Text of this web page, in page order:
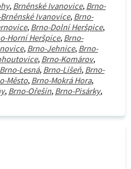
, Brněnské Ivanovice, Brno-
Ivanovice, Brno-
, Brno-Dolní Heršpice,
Horní Heršpice, Brno-
, Brno-Jehnice, Brno-
, Brno-Komárov,
Brno-Lesná, Brno-Líšeň, Brno-
Město, Brno-Mokrá Hora,
, Brno-Ořešín, Brno-Pisárky,